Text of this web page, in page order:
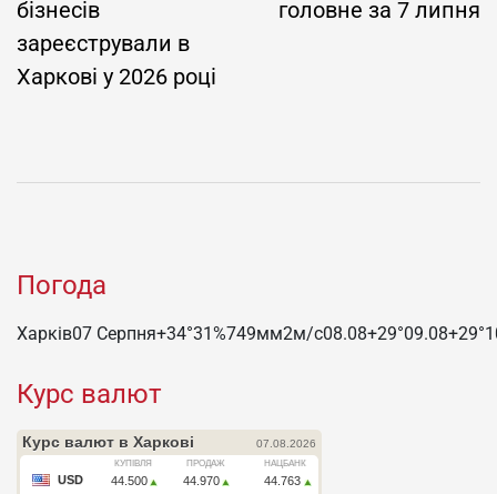
бізнесів
зареєстрували в
Харкові у 2026 році
головне за 7 липня
Погода
Харків07 Серпня+34°31%749мм2м/c08.08+29°09.08+29°
Курс валют